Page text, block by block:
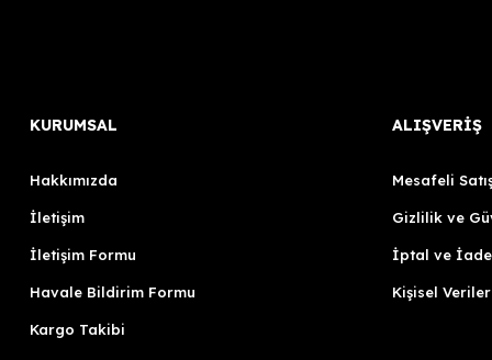
KURUMSAL
Hakkımızda
İletişim
İletişim Formu
Havale Bildirim Formu
Kargo Takibi
ALIŞVERİŞ
Mesafeli
Gizlilik ve
İptal ve İade
Kişisel